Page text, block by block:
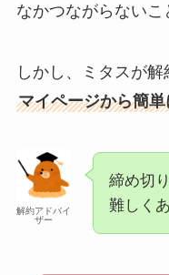
なかつながらないこ
しかし、ミタスが解
マイページから簡
解約アドバイ
ザー
締め切
難しく